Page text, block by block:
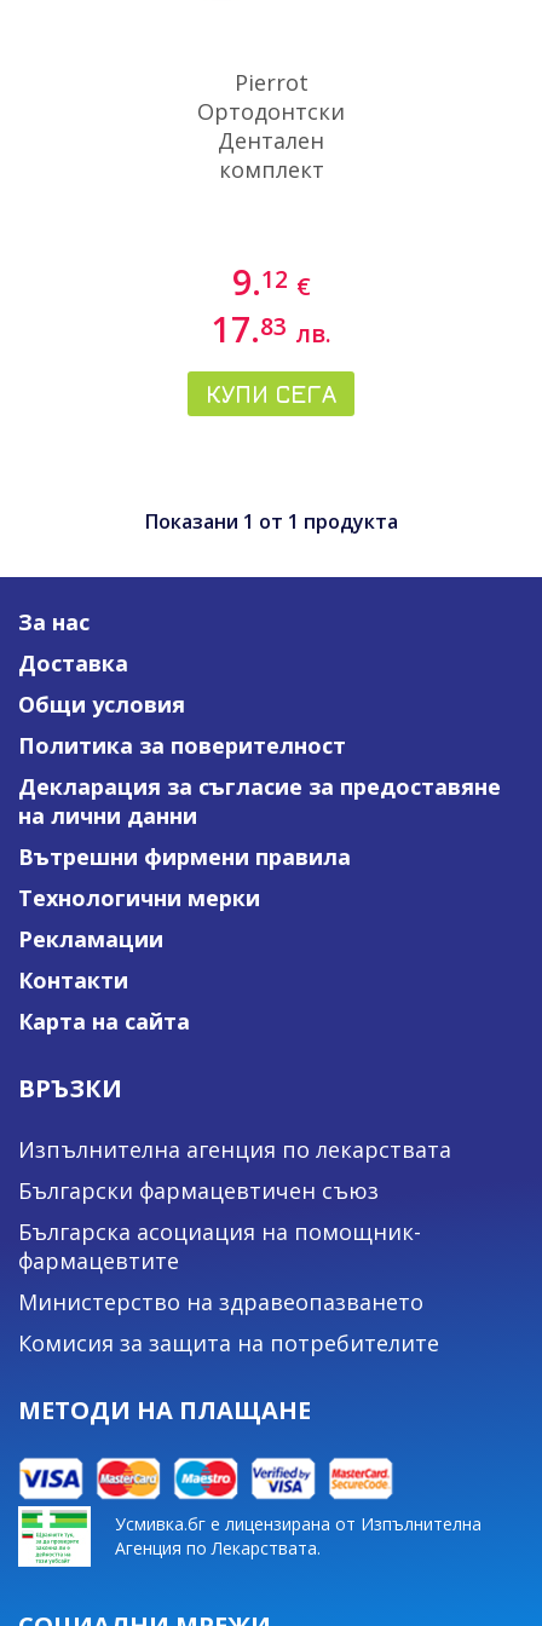
Pierrot
Ортодонтски
Дентален
комплект
9.12 €
17.83 лв.
КУПИ СЕГА
Показани 1 от 1 продукта
За нас
Доставка
Общи условия
Политика за поверителност
Декларация за съгласие за предоставяне
на лични данни
Вътрешни фирмени правила
Технологични мерки
Рекламации
Контакти
Карта на сайта
ВРЪЗКИ
Изпълнителна агенция по лекарствата
Български фармацевтичен съюз
Българска асоциация на помощник-
фармацевтите
Министерство на здравеопазването
Комисия за защита на потребителите
МЕТОДИ НА ПЛАЩАНЕ
Усмивка.бг е лицензирана от Изпълнителна
Агенция по Лекарствата.